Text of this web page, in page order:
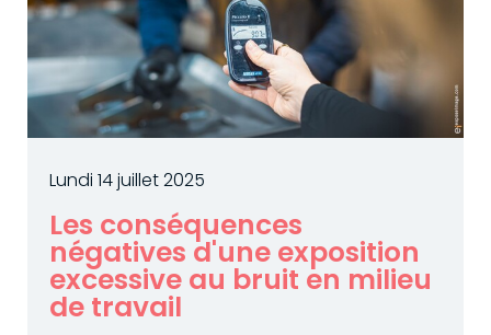
Lundi 14 juillet 2025
Les conséquences
négatives d'une exposition
excessive au bruit en milieu
de travail